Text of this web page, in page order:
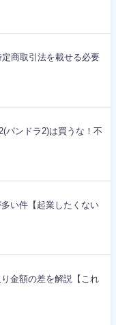
定商取引法を載せる必要
パンドラ2)は買うな！不
い件【起業したくない
金額の差を解説【これ